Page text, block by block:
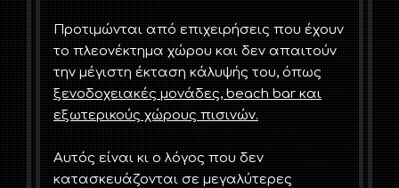
Προτιμώνται από επιχειρήσεις που έχουν
το πλεονέκτημα χώρου και δεν απαιτούν
την μέγιστη έκταση κάλυψής του, όπως
ξενοδοχειακές μονάδες, beach bar και
εξωτερικούς χώρους πισινών.
Αυτός είναι κι ο λόγος που δεν
κατασκευάζονται σε μεγαλύτερες